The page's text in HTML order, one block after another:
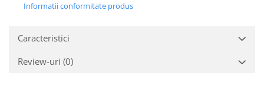
Informatii conformitate produs
Caracteristici
Review-uri (0)